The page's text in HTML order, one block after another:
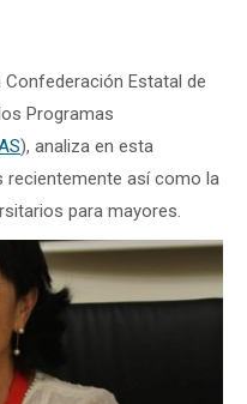
Estatal de
Programas
), analiza en esta
recientemente así como la
para mayores.